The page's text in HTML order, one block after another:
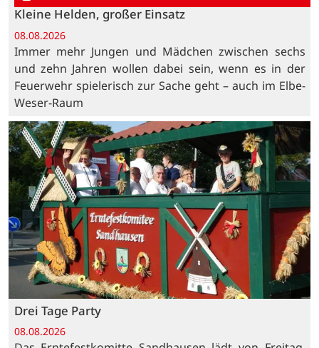
Kleine Helden, großer Einsatz
08.08.2026
Immer mehr Jungen und Mädchen zwischen sechs
und zehn Jahren wollen dabei sein, wenn es in der
Feuerwehr spielerisch zur Sache geht – auch im Elbe-
Weser-Raum
Drei Tage Party
08.08.2026